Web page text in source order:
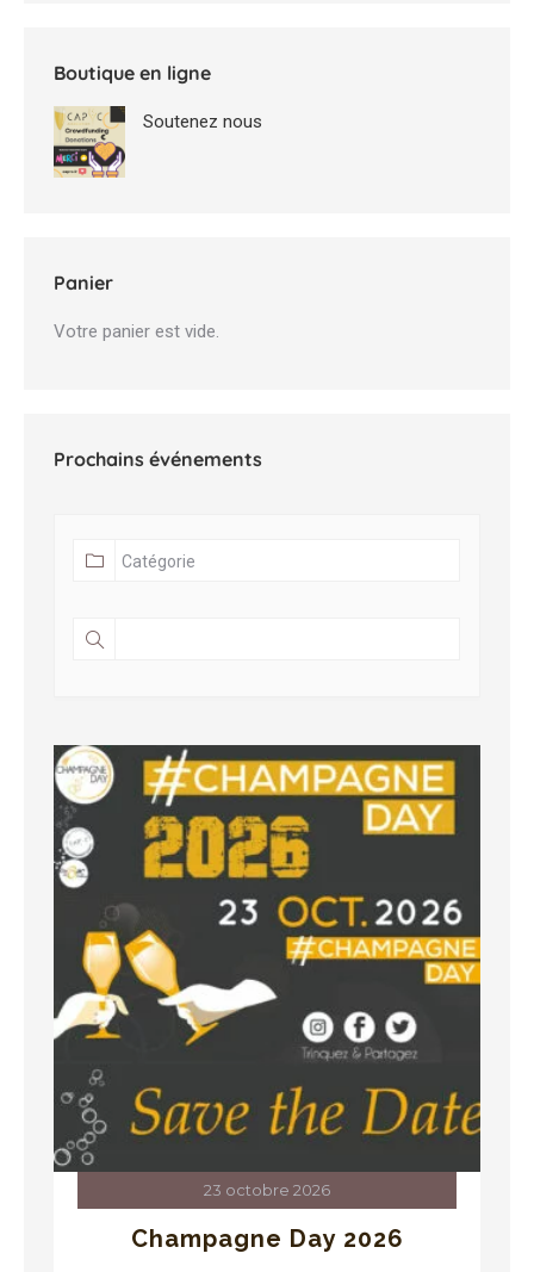
Boutique en ligne
Soutenez nous
Panier
Votre panier est vide.
Prochains événements
23 octobre 2026
Champagne Day 2026